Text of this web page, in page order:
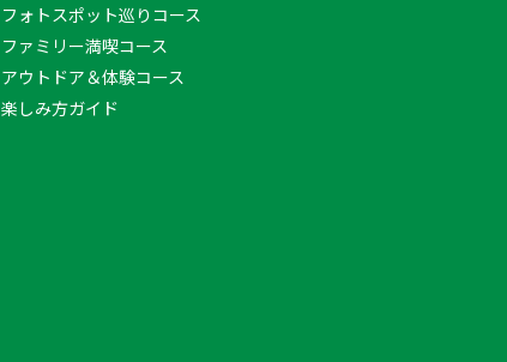
フォトスポット巡りコース
ファミリー満喫コース
アウトドア＆体験コース
楽しみ方ガイド